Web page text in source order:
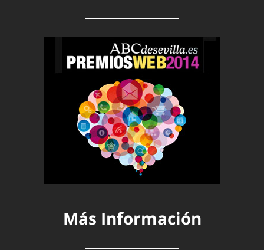
Más Información